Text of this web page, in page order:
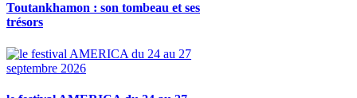
Toutankhamon : son tombeau et ses
trésors